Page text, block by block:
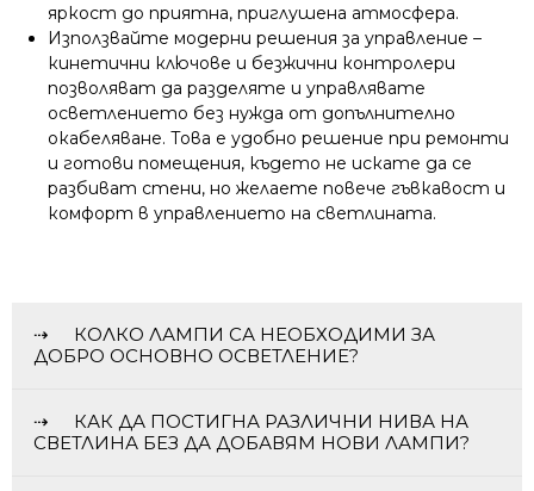
яркост до приятна, приглушена атмосфера.
Използвайте модерни решения за управление –
кинeтични ключове и безжични контролери
позволяват да разделяте и управлявате
осветлението без нужда от допълнително
окабеляване. Това е удобно решение при ремонти
и готови помещения, където не искате да се
разбиват стени, но желаете повече гъвкавост и
комфорт в управлението на светлината.
КОЛКО ЛАМПИ СА НЕОБХОДИМИ ЗА
ДОБРО ОСНОВНО ОСВЕТЛЕНИЕ?
КАК ДА ПОСТИГНА РАЗЛИЧНИ НИВА НА
СВЕТЛИНА БЕЗ ДА ДОБАВЯМ НОВИ ЛАМПИ?